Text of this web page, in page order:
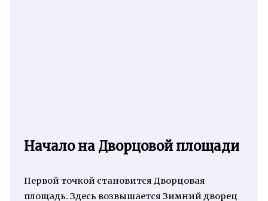
Начало на Дворцовой площади
Первой точкой становится Дворцовая
площадь. Здесь возвышается Зимний дворец